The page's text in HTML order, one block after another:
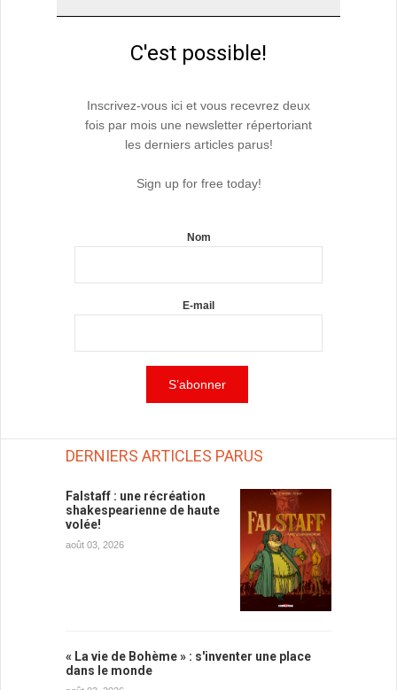
C'est possible!
Inscrivez-vous ici et vous recevrez deux
fois par mois une newsletter répertoriant
les derniers articles parus!
Sign up for free today!
Nom
E-mail
DERNIERS ARTICLES PARUS
Falstaff : une récréation
shakespearienne de haute
volée!
août 03, 2026
« La vie de Bohème » : s'inventer une place
dans le monde